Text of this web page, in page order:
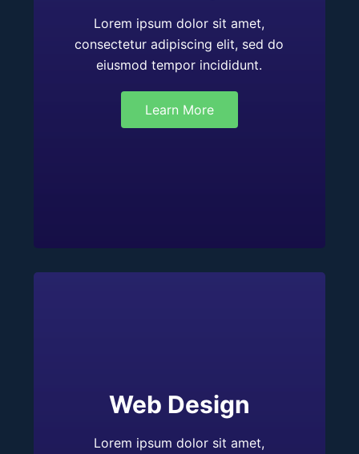
Lorem ipsum dolor sit amet,
consectetur adipiscing elit, sed do
eiusmod tempor incididunt.
Learn More
Web Design
Lorem ipsum dolor sit amet,